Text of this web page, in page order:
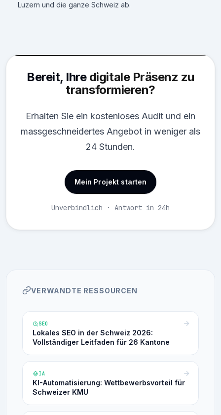
Luzern und die ganze Schweiz ab.
Bereit, Ihre digitale Präsenz zu
transformieren?
Erhalten Sie ein kostenloses Audit und ein
massgeschneidertes Angebot in weniger als
24 Stunden.
Mein Projekt starten
Unverbindlich · Antwort in 24h
VERWANDTE RESSOURCEN
SEO
Lokales SEO in der Schweiz 2026:
Vollständiger Leitfaden für 26 Kantone
IA
KI-Automatisierung: Wettbewerbsvorteil für
Schweizer KMU